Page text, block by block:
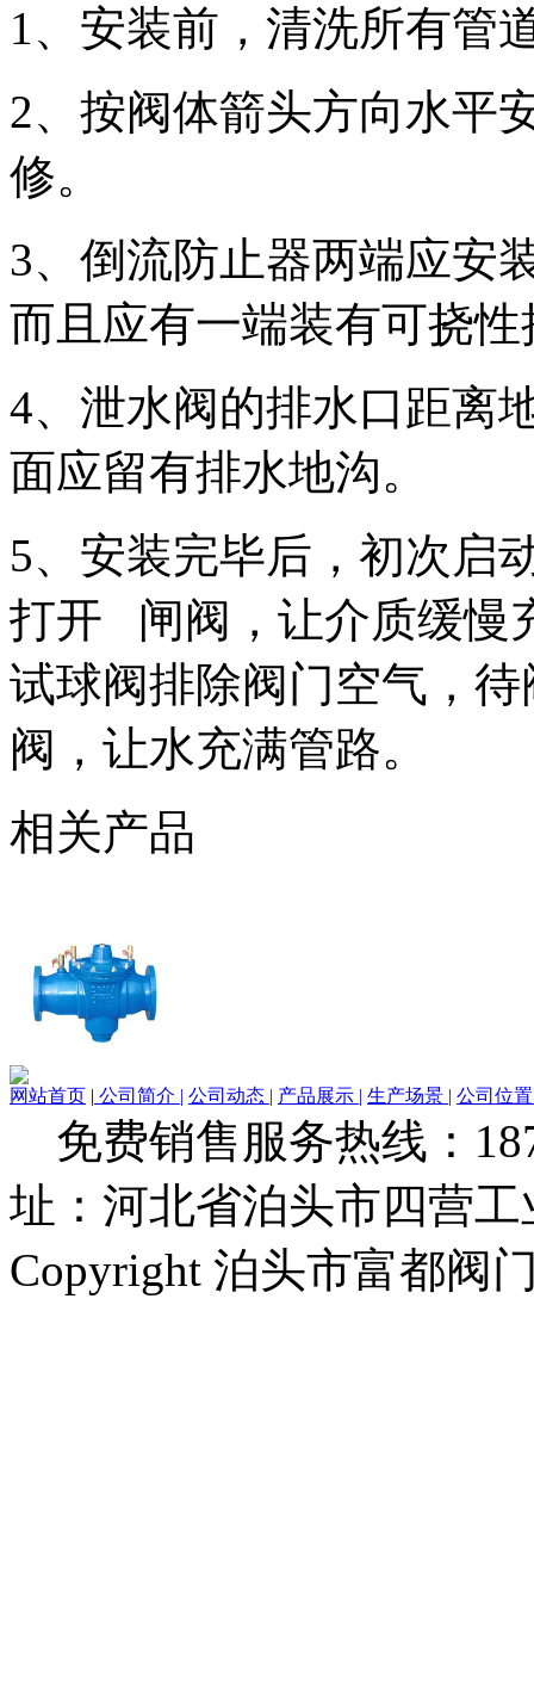
1、安装前，清洗所有管
2、按阀体箭头方向水平
修。
3、倒流防止器两端应安
而且应有一端装有可挠性
4、泄水阀的排水口距离
面应留有排水地沟。
5、安装完毕后，初次启
打开 闸阀，让介质缓慢
试球阀排除阀门空气，
阀，让水充满管路。
相关产品
网站首页 | 公司简介 | 公司动态 | 产品展示 | 生产场景 | 公司位
免费销售服务热线：
址：河北省泊头市四营工
Copyright 泊头市富都阀